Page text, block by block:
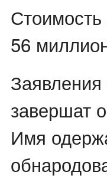
56
завершат
Имя